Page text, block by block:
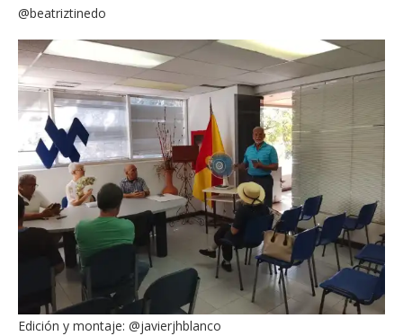
@beatriztinedo
Edición y montaje: @javierjhblanco